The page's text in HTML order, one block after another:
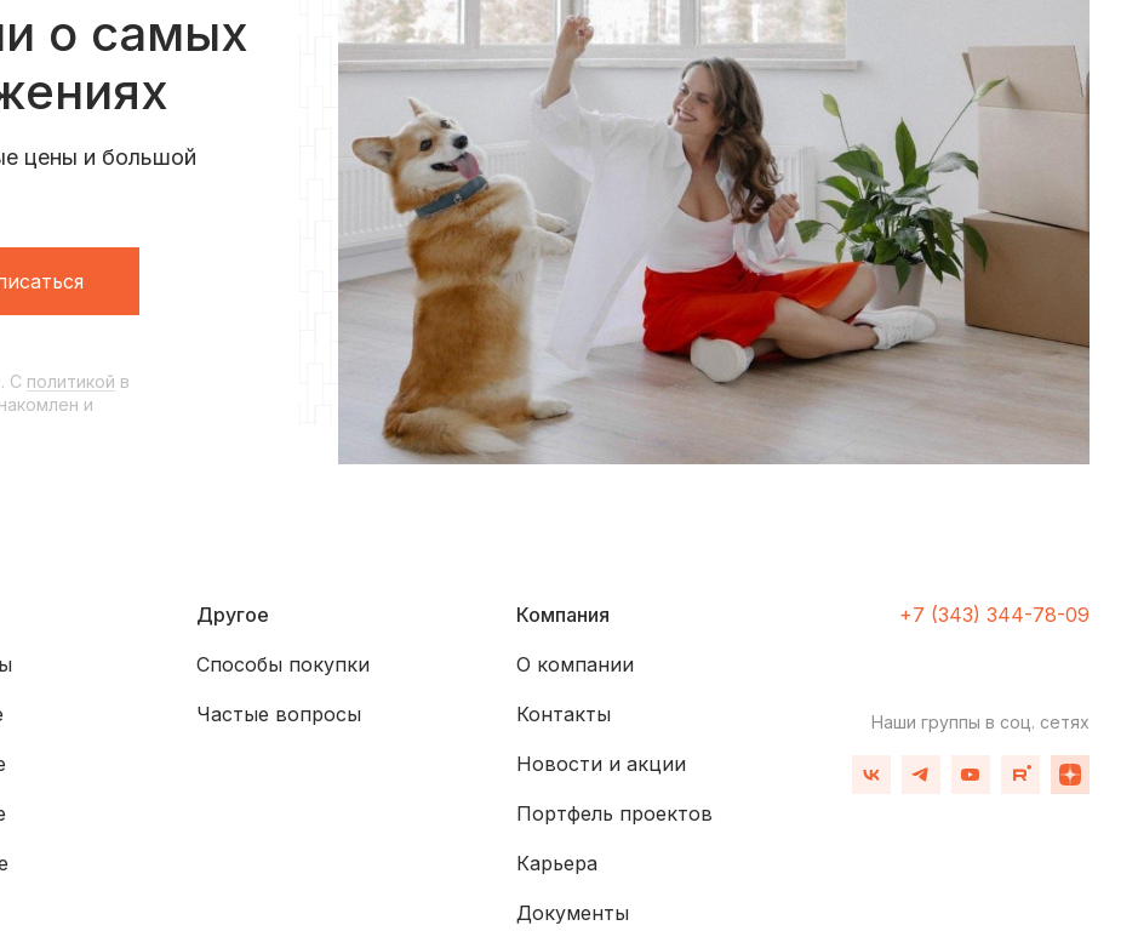
о самых
цены и большой
. C политикой в
и
Другое
Способы покупки
Частые вопросы
Компания
О компании
Контакты
Новости и акции
Портфель проектов
Карьера
Документы
+7 (343) 344-78-09
Наши группы в соц. сетях